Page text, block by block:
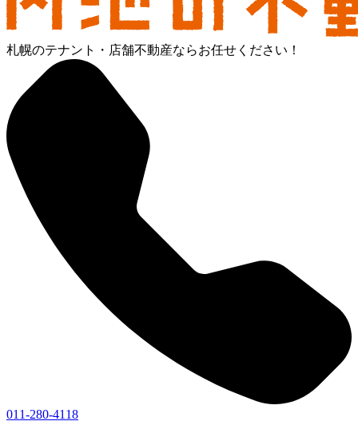
札幌のテナント・店舗不動産ならお任せください！
011-280-4118